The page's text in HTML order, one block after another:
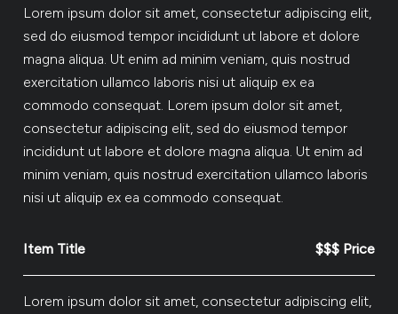
Lorem ipsum dolor sit amet, consectetur adipiscing elit,
sed do eiusmod tempor incididunt ut labore et dolore
magna aliqua. Ut enim ad minim veniam, quis nostrud
exercitation ullamco laboris nisi ut aliquip ex ea
commodo consequat. Lorem ipsum dolor sit amet,
consectetur adipiscing elit, sed do eiusmod tempor
incididunt ut labore et dolore magna aliqua. Ut enim ad
minim veniam, quis nostrud exercitation ullamco laboris
nisi ut aliquip ex ea commodo consequat.
Item Title $$$ Price
Lorem ipsum dolor sit amet, consectetur adipiscing elit,